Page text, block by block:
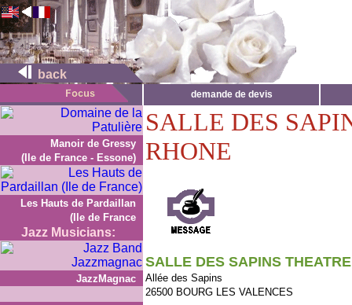
back
demande de devis
Manoir de Gressy
(Ile de France - Essone)
Les Hauts de Pardaillan
(Ile de France
Jazz Musicians:
JazzMagnac
SALLE DES
RHONE
SALLE DES SAPINS
Allée des Sapins
26500 BOURG LES VALENCES